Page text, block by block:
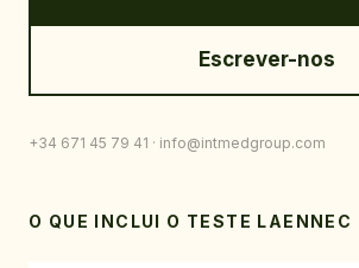
Escrever-nos
+34 671 45 79 41 · info@intmedgroup.com
O QUE INCLUI O TESTE LAENNEC